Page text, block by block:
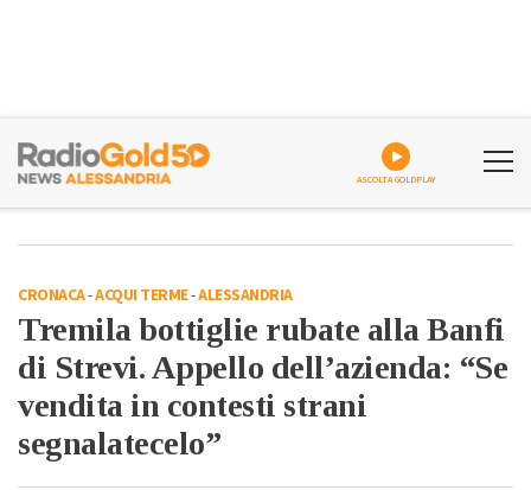
ASCOLTA GOLDPLAY
CRONACA-ACQUI TERME-ALESSANDRIA
Tremila bottiglie rubate alla Banfi
di Strevi. Appello dell’azienda: “Se
vendita in contesti strani
segnalatecelo”